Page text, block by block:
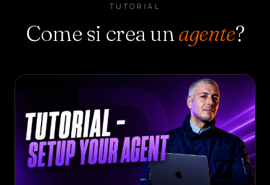
TUTORIAL
Come si crea un agente?